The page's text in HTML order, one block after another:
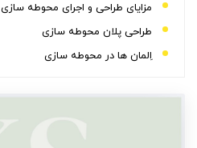
مزایای طراحی و اجرای محوطه سازی
طراحی پلان محوطه سازی
اِلمان ها در محوطه سازی